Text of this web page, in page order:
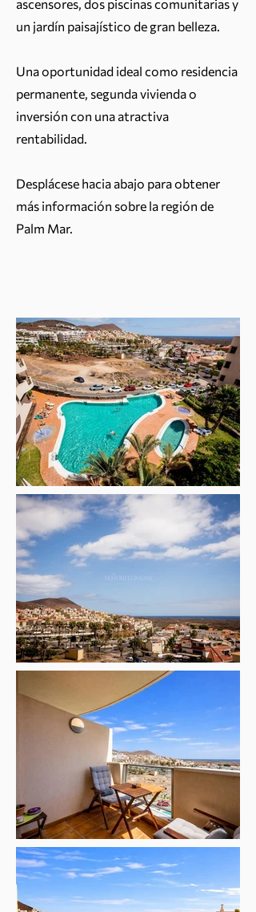
ascensores, dos piscinas comunitarias y
un jardín paisajístico de gran belleza.
Una oportunidad ideal como residencia
permanente, segunda vivienda o
inversión con una atractiva
rentabilidad.
Desplácese hacia abajo para obtener
más información sobre la región de
Palm Mar.